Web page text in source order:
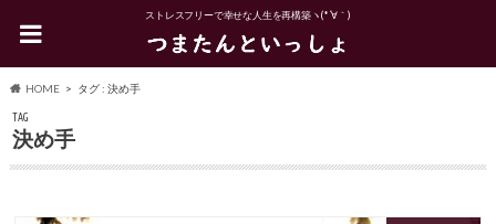
ストレスフリーで幸せな人生を再構築ヽ(*´∀｀)
HOME タグ : 決め手
TAG
決め手